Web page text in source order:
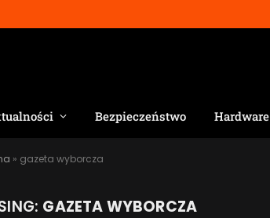
Bezpieczeństwo Hardware
» gazeta wyborcza
GAZETA WYBORCZA